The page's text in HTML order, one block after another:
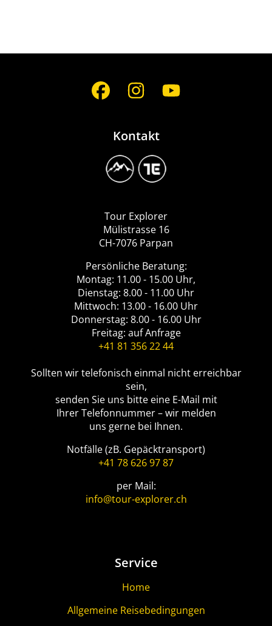
Social
Media
Kontakt
Image
ExplorerTour Explorer
Mülistrasse 16
CH-7076 Parpan
Persönliche Beratung:
Montag: 11.00 - 15.00 Uhr,
Dienstag: 8.00 - 11.00 Uhr
Mittwoch: 13.00 - 16.00 Uhr
Donnerstag: 8.00 - 16.00 Uhr
Freitag: auf Anfrage
+41 81 356 22 44
Sollten wir telefonisch einmal nicht erreichbar
sein,
senden Sie uns bitte eine E-Mail mit
Ihrer Telefonnummer – wir melden
uns gerne bei Ihnen.
Notfälle (zB. Gepäcktransport)
+41 78 626 97 87
per Mail:
info@tour-explorer.ch
Service
Home
Allgemeine Reisebedingungen